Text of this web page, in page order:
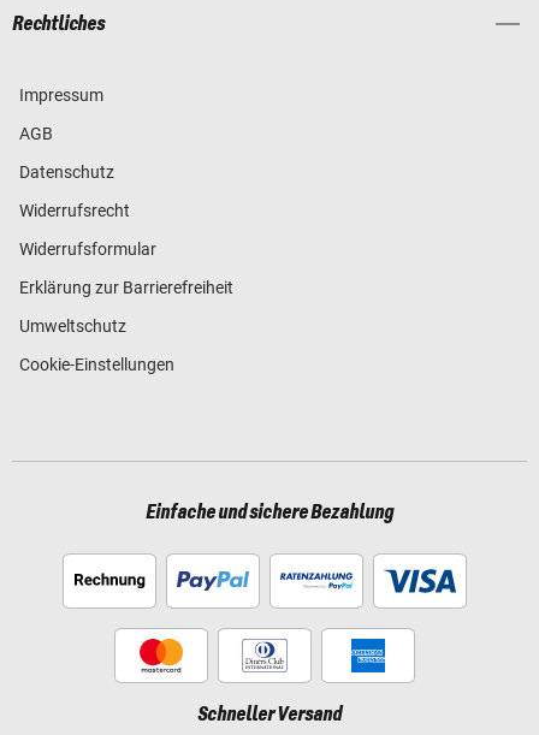
Rechtliches
Impressum
AGB
Datenschutz
Widerrufsrecht
Widerrufsformular
Erklärung zur Barrierefreiheit
Umweltschutz
Cookie-Einstellungen
Einfache und sichere Bezahlung
Schneller Versand